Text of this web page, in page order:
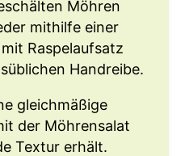
Möhren
mithilfe einer
Raspelaufsatz
Handreibe.
gleichmäßige
der Möhrensalat
Textur erhält.